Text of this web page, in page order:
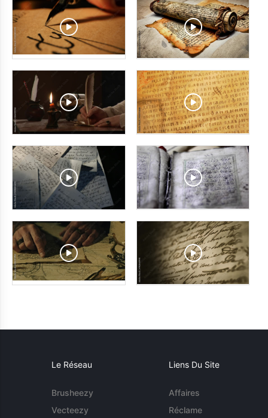
Le Réseau
Brusheezy
Vecteezy
Liens Du Site
Affaires
Réclame